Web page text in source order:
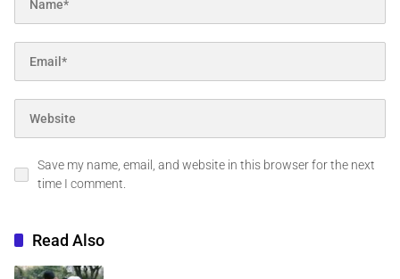
Save my name, email, and website in this browser for the next
time I comment.
Read Also